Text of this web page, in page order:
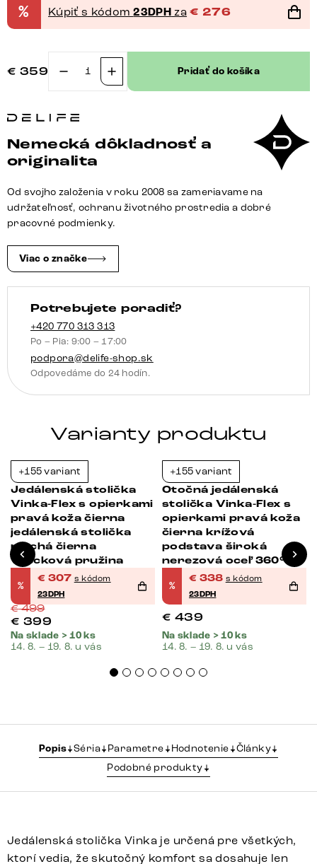
% Kúpiť s kódom23DPH za € 276
€ 359
množstvo
stolička
Flex
s
opierkami
bouclé
biela
podstava
široká
čierna
360°
otočná
vrecková
pružina
Pridať do košíka
Nemecká dôkladnosť a
originalita
Od svojho založenia v roku 2008 sa zameriavame na
udržateľnosť, ochranu životného prostredia a dobré
pracovné podmienky.
Viac o značke
Potrebujete poradiť?
+420 770 313 313
Po – Pia: 9:00 – 17:00
podpora@delife-shop.sk
Odpovedáme do 24 hodín.
Varianty produktu
+155 variant
Jedálenská stolička
Vinka-Flex s opierkami
pravá koža čierna
jedálenská stolička
plochá čierna
vrecková pružina
%
€ 307 s kódom
23DPH
€499
€ 399
Na sklade > 10 ks
14. 8. – 19. 8. u vás
+155 variant
Otočná jedálenská
stolička Vinka-Flex s
opierkami pravá koža
čierna krížová
podstava široká
nerezová oceľ 360°
otočná vrecková
pružina
%
€ 338 s kódom
23DPH
€ 439
Na sklade > 10 ks
14. 8. – 19. 8. u vás
Popis Séria Parametre Hodnotenie
Články
Podobné produkty
Jedálenská stolička Vinka je určená pre všetkých,
ktorí vedia, že skutočný komfort sa dosahuje len